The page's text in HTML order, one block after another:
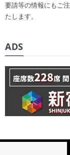
要請等の情報にもご
たします。
ADS